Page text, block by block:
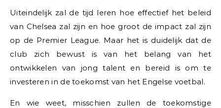
Uiteindelijk zal de tijd leren hoe effectief het beleid
van Chelsea zal zijn en hoe groot de impact zal zijn
op de Premier League. Maar het is duidelijk dat de
club zich bewust is van het belang van het
ontwikkelen van jong talent en bereid is om te
investeren in de toekomst van het Engelse voetbal.
En wie weet, misschien zullen de toekomstige